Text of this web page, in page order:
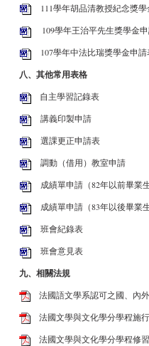
111學年胡品清教授紀念獎學
109學年王治平先生獎學金
107學年中法比瑞獎學金申請
八、其他常用表格
自主學習記錄表
講義印製申請
選課更正申請表
調動（借用）教室申請
成績單申請（82年以前畢業生
成績單申請（83年以後畢業生
班會紀錄表
班會意見表
九、相關法規
法國語文學系認可之國、內
法國文學與文化學分學程施
法國文學與文化學分學程修